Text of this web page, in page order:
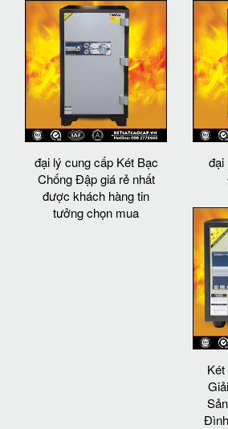
đại lý cung cấp Két Bạc
Chống Đập giá rẻ nhất
được khách hàng tin
tưởng chọn mua
đại